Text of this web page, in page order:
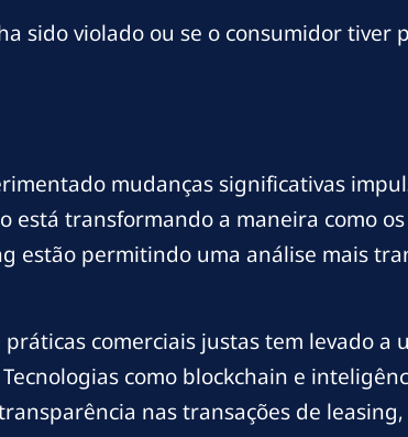
sido violado ou se o consumidor tiver
mudanças significativas
transformando a maneira como
estão permitindo uma análise mais
comerciais justas tem levado
como blockchain e
nas transações de